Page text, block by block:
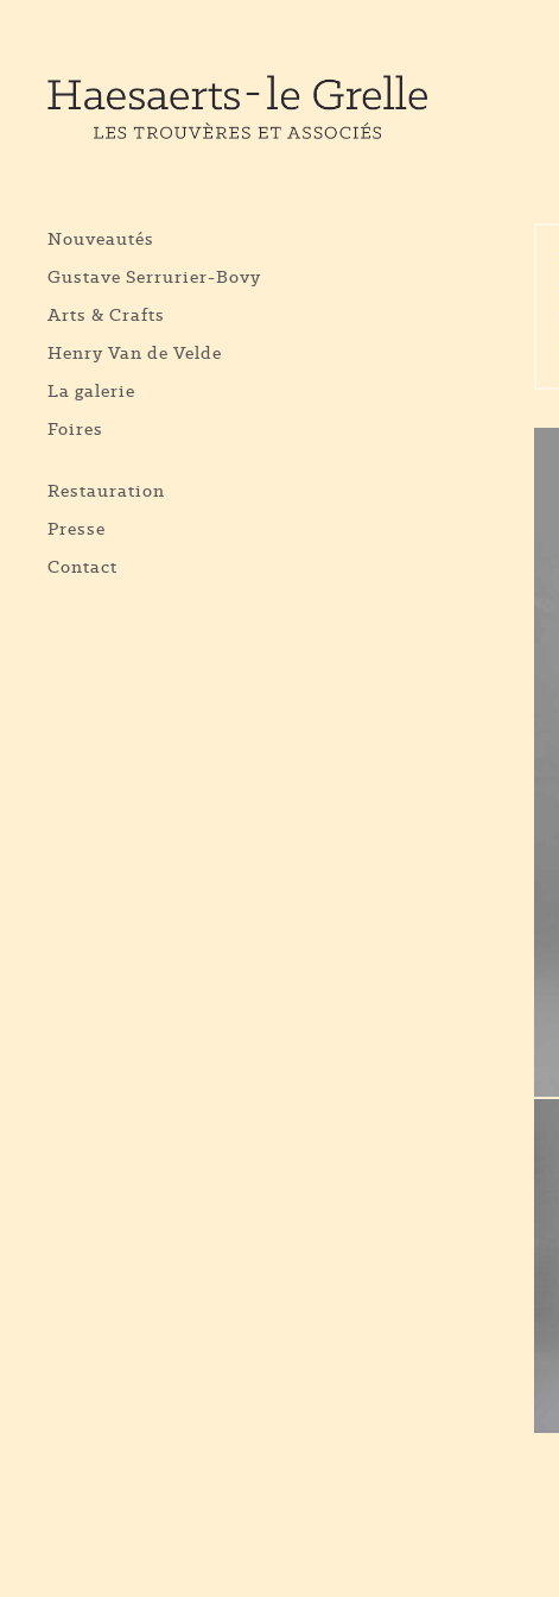
Nouveautés
Gustave Serrurier-Bovy
Arts & Crafts
Henry Van de Velde
La galerie
Foires
Restauration
Presse
Contact